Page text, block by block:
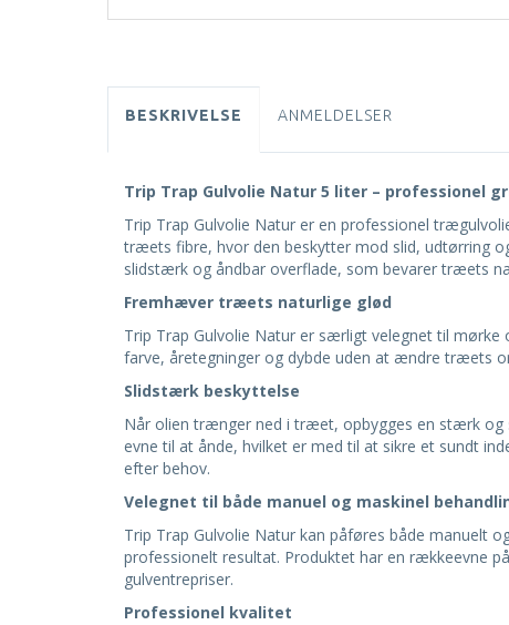
BESKRIVELSE ANMELDELSER
Trip Trap Gulvolie Natur 5 liter –
Trip Trap Gulvolie Natur er en professionel
træets fibre, hvor den beskytter mod slid, udtørring
slidstærk og åndbar overflade, som bevarer træets
Fremhæver træets naturlige glød
Trip Trap Gulvolie Natur er særligt velegnet til
farve, åretegninger og dybde uden at ændre træets
Slidstærk beskyttelse
Når olien trænger ned i træet, opbygges en stærk og
evne til at ånde, hvilket er med til at sikre et sundt
efter behov.
Velegnet til både manuel og maskinel
Trip Trap Gulvolie Natur kan påføres både manuelt
professionelt resultat. Produktet har en rækkeevne
gulventrepriser.
Professionel kvalitet